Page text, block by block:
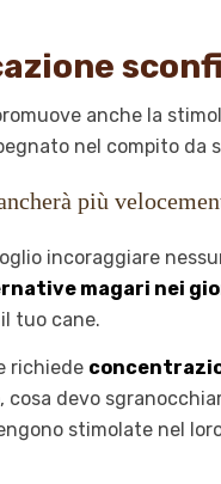
anche la
nel compito da
più
incoraggiare
magari nei
tuo cane.
richiede
cosa devo
stimolate nel